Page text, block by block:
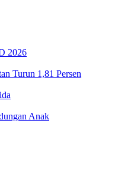
2026
Turun 1,81 Persen
Anak